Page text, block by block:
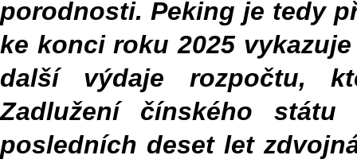
porodnosti. Peking je tedy
ke konci roku 2025
další výdaje rozpočtu,
Zadlužení čínského
posledních deset let